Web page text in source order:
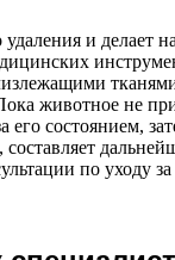
и делает
животное не
его состоянием,
по уходу